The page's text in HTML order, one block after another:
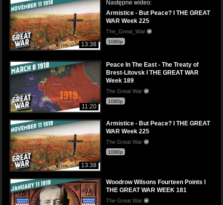
13:38
Następne wideo:
Armistice - But Peace? I THE GREAT
WAR Week 225
The_Great_War
1080p
11:20
Peace In The East - The Treaty of
Brest-Litovsk I THE GREAT WAR
Week 189
The Great War
1080p
13:38
Armistice - But Peace? I THE GREAT
WAR Week 225
The Great War
1080p
Woodrow Wilsons Fourteen Points I
THE GREAT WAR WEEK 181
The Great War